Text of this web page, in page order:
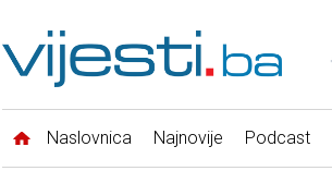
Naslovnica Najnovije Podcast